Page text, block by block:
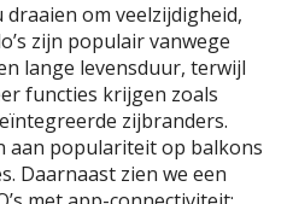
om veelzijdigheid,
zijn populair vanwege
lange levensduur, terwijl
functies krijgen zoals
zijbranders.
aan populariteit op balkons
Daarnaast zien we een